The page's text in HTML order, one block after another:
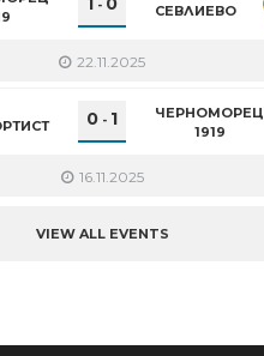
- СЕВЛИЕВО
22.11.2025
0 - 1
ЧЕРНОМОРЕЦ
1919
16.11.2025
VIEW ALL EVENTS